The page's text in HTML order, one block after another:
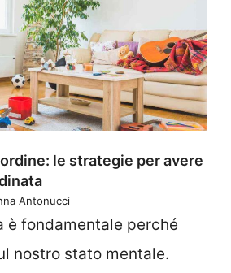
le strategie per avere
Antonucci
è fondamentale perché
nostro stato mentale.